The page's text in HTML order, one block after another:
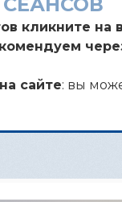
кликните на
сайте: вы